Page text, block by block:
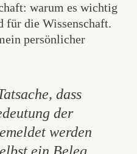
warum es wichtig
für die Wissenschaft.
persönlicher
dass
der
werden